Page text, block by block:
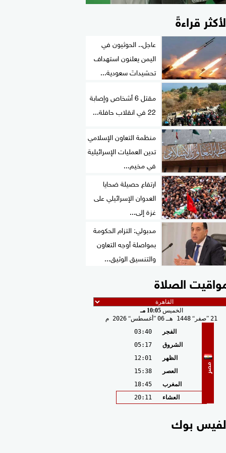
قراءةً
عاجل.. الحوثيون في
اليمن يعلنون استهداف
تحشيداتَ سعودية...
مقتل 6 أشخاص وإصابة
22 في انقلاب حافلة...
منظمة التعاون الإسلامي
تدين العمليات الإسرائيلية
في مخيم...
ارتفاع حصيلة ضحايا
العدوان الإسرائيلي على
غزة إلى...
مدبولي: التزام الحكومة
بمواصلة أوجه التعاون
والتنسيق الوثيق...
الصلاة
الخميس10:05 مـ
21 صفر 1448 هـ 06 أغسطس 2026 م
مصر
الفجر
03:40
الشروق
05:17
الظهر
12:01
العصر
15:38
المغرب
18:45
العشاء
20:11
بوك